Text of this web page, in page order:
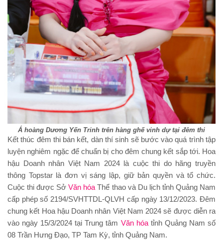
Á hoàng Dương Yến Trinh trên hàng ghế vinh dự tại đêm thi
Kết thúc đêm thi bán kết, dàn thí sinh sẽ bước vào quá trình tập
luyện nghiêm ngặc để chuẩn bị cho đêm chung kết sắp tới. Hoa
hậu Doanh nhân Việt Nam 2024 là cuộc thi do hãng truyền
thông Topstar là đơn vị sáng lập, giữ bản quyền và tổ chức.
Cuộc thi được SởVăn hóaThể thao và Du lịch tỉnh Quảng Nam
cấp phép số 2194/SVHTTDL-QLVH cấp ngày 13/12/2023. Đêm
chung kết Hoa hậu Doanh nhân Việt Nam 2024 sẽ được diễn ra
vào ngày 15/3/2024 tại Trung tâm Văn hóatỉnh Quảng Nam số
08 Trần Hưng Đạo, TP Tam Kỳ, tỉnh Quảng Nam.